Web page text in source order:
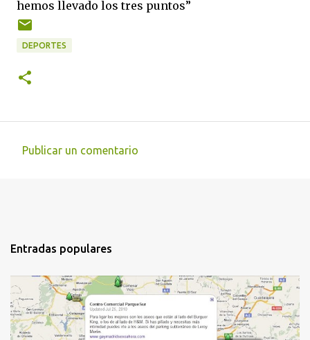
hemos llevado los tres puntos”
DEPORTES
n
r
i
Publicar un comentario
Entradas populares